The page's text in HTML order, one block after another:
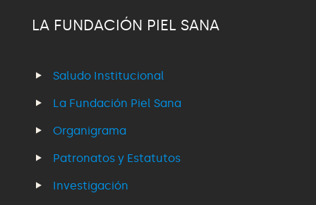
LA FUNDACIÓN PIEL SANA
Saludo Institucional
La Fundación Piel Sana
Organigrama
Patronatos y Estatutos
Investigación